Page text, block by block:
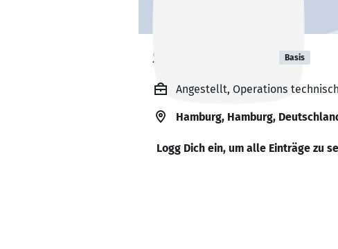
Sonja Schäfer Basis
Angestellt, Operations
Hamburg, Hamburg,
Logg Dich ein, um alle Einträge zu